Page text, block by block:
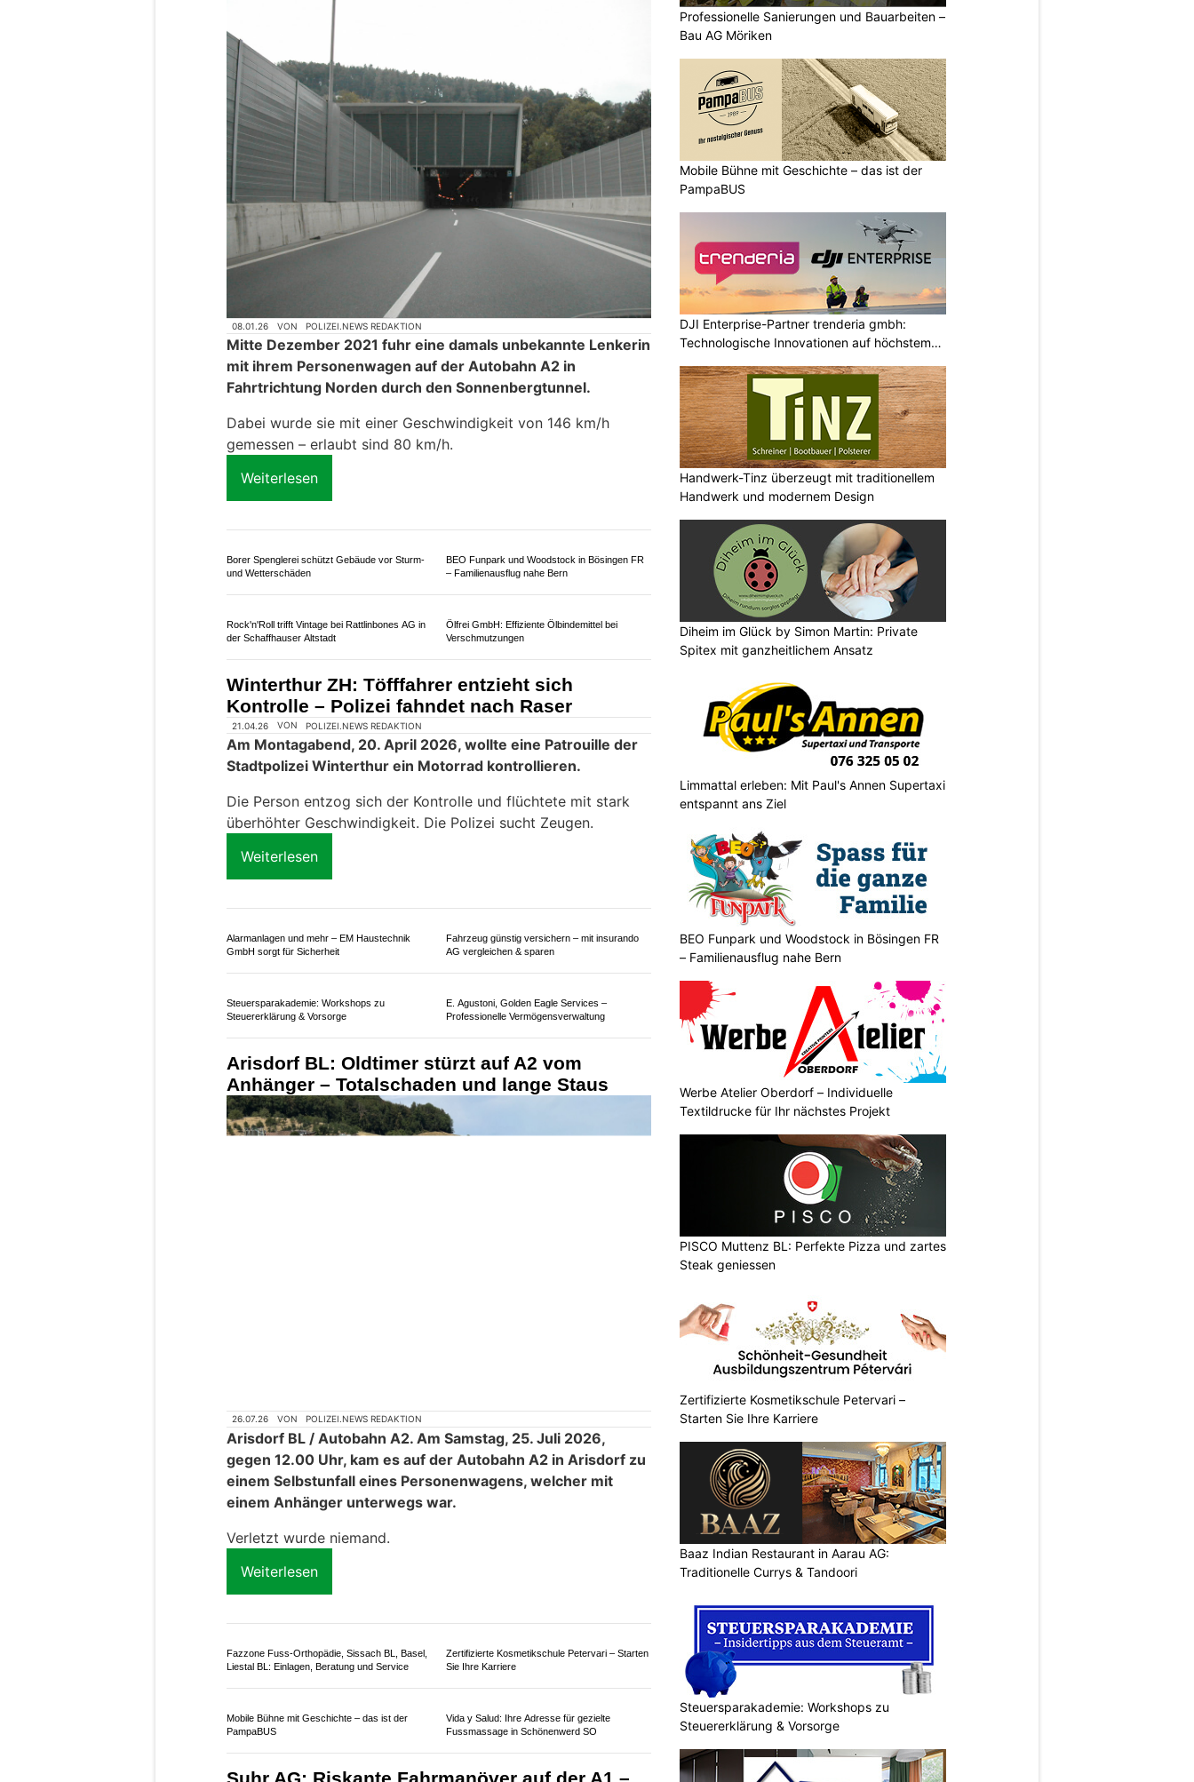
08.01.26 VON POLIZEI.NEWS REDAKTION
Mitte Dezember 2021 fuhr eine damals unbekannte Lenkerin
mit ihrem Personenwagen auf der Autobahn A2 in
Fahrtrichtung Norden durch den Sonnenbergtunnel.
Dabei wurde sie mit einer Geschwindigkeit von 146 km/h
gemessen – erlaubt sind 80 km/h.
Weiterlesen
Borer Spenglerei schützt Gebäude vor Sturm-
BEO Funpark und Woodstock in Bösingen FR
der Schaffhauser Altstadt
Verschmutzungen
Kontrolle – Polizei fahndet nach Raser
Alarmanlagen und mehr – EM Haustechnik
GmbH sorgt für Sicherheit
Arisdorf BL: Oldtimer stürzt auf A2 vom
Anhänger – Totalschaden und lange Staus
Professionelle Sanierungen und Bauarbeiten –
Bau AG Möriken
Mobile Bühne mit Geschichte – das ist der
PampaBUS
DJI Enterprise-Partner trenderia gmbh:
Technologische Innovationen auf höchstem
Handwerk-Tinz überzeugt mit traditionellem
Handwerk und modernem Design
Diheim im Glück by Simon Martin: Private
Spitex mit ganzheitlichem Ansatz
Limmattal erleben: Mit Paul's Annen Supertaxi
entspannt ans Ziel
BEO Funpark und Woodstock in Bösingen FR
– Familienausflug nahe Bern
Werbe Atelier Oberdorf – Individuelle
Textildrucke für Ihr nächstes Projekt
PISCO Muttenz BL: Perfekte Pizza und zartes
Steak geniessen
Zertifizierte Kosmetikschule Petervari –
Starten Sie Ihre Karriere
Baaz Indian Restaurant in Aarau AG:
Traditionelle Currys & Tandoori
Steuersparakademie: Workshops zu
Steuererklärung & Vorsorge